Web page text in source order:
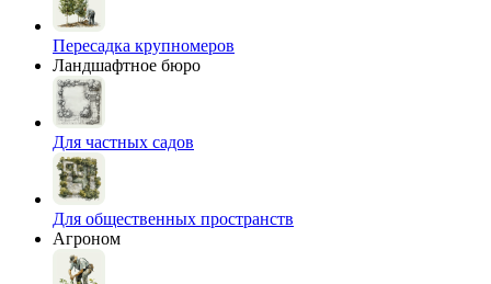
Пересадка крупномеров
Ландшафтное бюро
Для частных садов
Для общественных пространств
Агроном